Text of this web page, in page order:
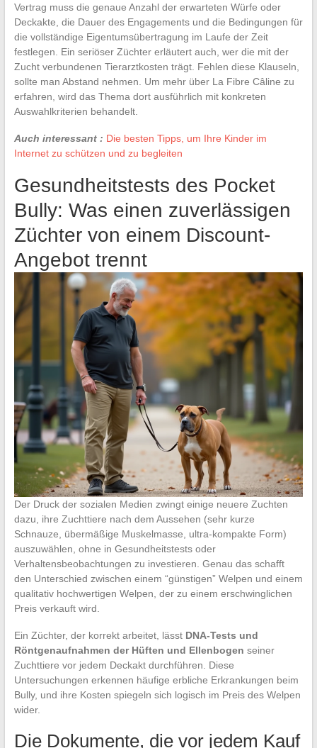
Vertrag muss die genaue Anzahl der erwarteten Würfe oder
Deckakte, die Dauer des Engagements und die Bedingungen für
die vollständige Eigentumsübertragung im Laufe der Zeit
festlegen. Ein seriöser Züchter erläutert auch, wer die mit der
Zucht verbundenen Tierarztkosten trägt. Fehlen diese Klauseln,
sollte man Abstand nehmen. Um mehr über La Fibre Câline zu
erfahren, wird das Thema dort ausführlich mit konkreten
Auswahlkriterien behandelt.
Auch interessant : Die besten Tipps, um Ihre Kinder im
Internet zu schützen und zu begleiten
Gesundheitstests des Pocket
Bully: Was einen zuverlässigen
Züchter von einem Discount-
Angebot trennt
Der Druck der sozialen Medien zwingt einige neuere Zuchten
dazu, ihre Zuchttiere nach dem Aussehen (sehr kurze
Schnauze, übermäßige Muskelmasse, ultra-kompakte Form)
auszuwählen, ohne in Gesundheitstests oder
Verhaltensbeobachtungen zu investieren. Genau das schafft
den Unterschied zwischen einem “günstigen” Welpen und einem
qualitativ hochwertigen Welpen, der zu einem erschwinglichen
Preis verkauft wird.
Ein Züchter, der korrekt arbeitet, lässt DNA-Tests und
Röntgenaufnahmen der Hüften und Ellenbogen seiner
Zuchttiere vor jedem Deckakt durchführen. Diese
Untersuchungen erkennen häufige erbliche Erkrankungen beim
Bully, und ihre Kosten spiegeln sich logisch im Preis des Welpen
wider.
Die Dokumente, die vor jedem Kauf